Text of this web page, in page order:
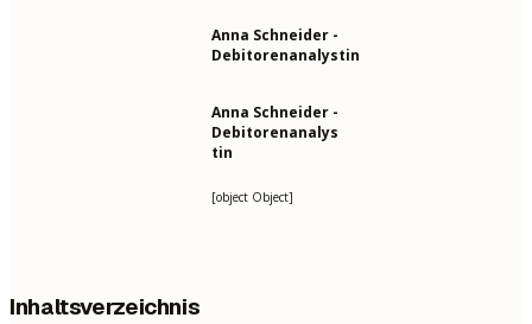
Anna Schneider -
Debitorenanalystin
Anna Schneider -
Debitorenanalys
tin
[object Object]
Inhaltsverzeichnis